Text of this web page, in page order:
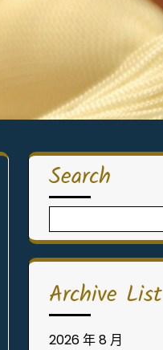
Search
for:
Archive List
2026 年 8 月